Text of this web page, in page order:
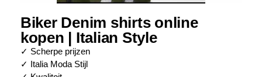
Biker Denim shirts online
kopen | Italian Style
✓ Scherpe prijzen
✓ Italia Moda Stijl